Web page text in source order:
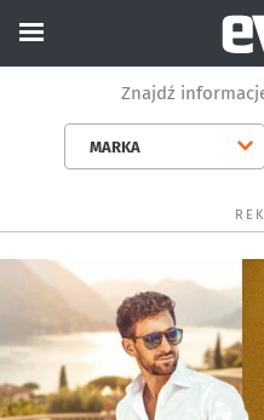
Znajdź
MARKA